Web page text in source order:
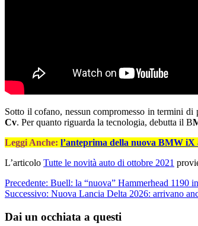
Sotto il cofano, nessun compromesso in termini
Cv. Per quanto riguarda la tecnologia, debutta il B
Leggi Anche: l’anteprima della nuova BMW iX
L’articolo Tutte le novità auto di ottobre 2021
Navigazione
articolo
Precedente: Buell: la “nuova” Hammerhead 1190
Successivo: Nuova Lancia Delta 2026: arrivano
Dai un occhiata a questi